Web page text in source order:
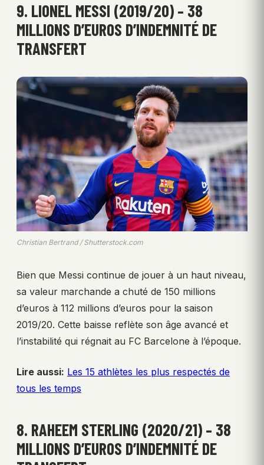
9. LIONEL MESSI (2019/20) – 38
MILLIONS D’EUROS D’INDEMNITÉ DE
TRANSFERT
Christian Bertrand / Shutterstock.com
Bien que Messi continue de jouer à un haut niveau,
sa valeur marchande a chuté de 150 millions
d’euros à 112 millions d’euros pour la saison
2019/20. Cette baisse reflète son âge avancé et
l’instabilité qui régnait au FC Barcelone à l’époque.
Lire aussi: Les 15 athlètes les plus respectés de
tous les temps
8. RAHEEM STERLING (2020/21) – 38
MILLIONS D’EUROS D’INDEMNITÉ DE